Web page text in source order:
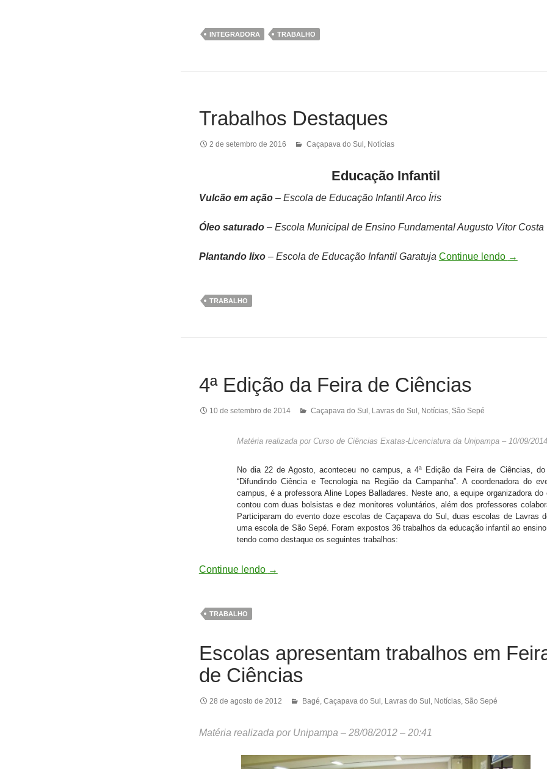
INTEGRADORA TRABALHO
Trabalhos Destaques
2 de setembro de 2016 Caçapava do Sul, Notícias
Educação Infantil
Vulcão em ação– Escola de Educação Infantil Arco Íris
Óleo saturado– Escola Municipal de Ensino Fundamental Augusto Vitor Costa
Plantando lixo– Escola de Educação Infantil Garatuja Continue lendo →
TRABALHO
4ª Edição da Feira de Ciências
10 de setembro de 2014 Caçapava do Sul, Lavras do Sul, Notícias, São Sepé
Matéria realizada por Curso de Ciências Exatas-Licenciatura da Unipampa – 10/09/2014
No dia 22 de Agosto, aconteceu no campus, a 4ª Edição da Feira de Ciências, do
“Difundindo Ciência e Tecnologia na Região da Campanha”. A coordenadora do
campus, é a professora Aline Lopes Balladares. Neste ano, a equipe organizadora do
contou com duas bolsistas e dez monitores voluntários, além dos professores
Participaram do evento doze escolas de Caçapava do Sul, duas escolas de Lavras
uma escola de São Sepé. Foram expostos 36 trabalhos da educação infantil ao
tendo como destaque os seguintes trabalhos:
Continue lendo →
TRABALHO
Escolas apresentam trabalhos em
de Ciências
28 de agosto de 2012 Bagé, Caçapava do Sul, Lavras do Sul, Notícias, São Sepé
Matéria realizada por Unipampa – 28/08/2012 – 20:41